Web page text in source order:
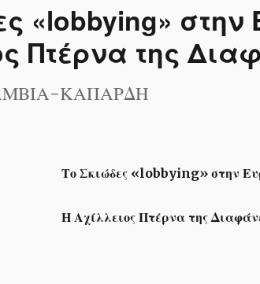
«lobbying»
Πτέρνα της
ΚΑΠΑΡΔΗ
Το Σκιώδες «lobbying» στην
Η Αχίλλειος Πτέρνα της